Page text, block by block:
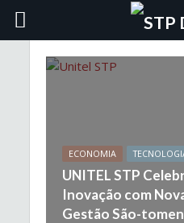
ECONOMIA
UNITEL STP
Inovação com
Gestão São-